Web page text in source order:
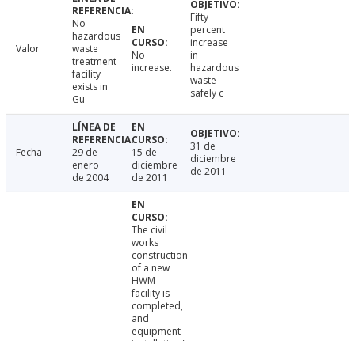
Valor
No
hazardous
waste
treatment
facility
exists in
Gu
No
increase.
Fifty
percent
increase
in
hazardous
waste
safely c
Fecha
29 de
enero
de 2004
15 de
diciembre
de 2011
31 de
diciembre
de 2011
The civil
works
construction
of a new
HWM
facility is
completed,
and
equipment